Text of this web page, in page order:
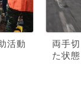
活動
両手
た状